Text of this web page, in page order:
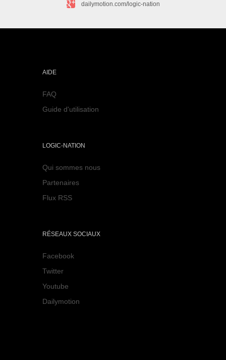
dailymotion.com/logic-nation
AIDE
FAQ
Guide d'utilisation
LOGIC-NATION
Qui sommes nous
Partenaires
Flux RSS
RÉSEAUX SOCIAUX
Facebook
Twitter
Youtube
Dailymotion